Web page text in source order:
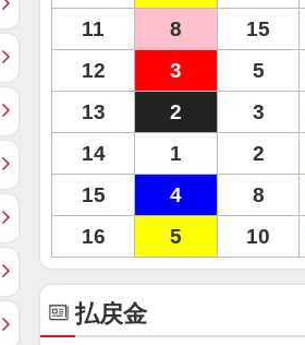
11
8 15
12
3 5
13
2 3
14
1 2
15
4 8
16
5 10
払戻金